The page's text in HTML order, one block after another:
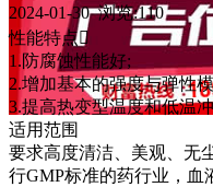
2024-01-30 浏览:110
性能特点
1.防腐蚀性能好;
2.增加基本的强度与弹性
3.提高热变型温度和低温
适用范围
要求高度清洁、美观、无
行GMP标准的药行业，血